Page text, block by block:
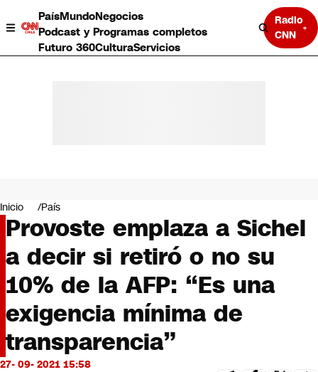
PaísMundoNegocios
Podcast y Programas completos
Futuro 360CulturaServicios
Radio
CNN
Negocios
Deportes
Programas completos
Cultura
Servicios
Bits
CNN tiempo
Futuro 360
Opinión
Inicio País
Provoste emplaza a Sichel
a decir si retiró o no su
10% de la AFP: “Es una
exigencia mínima de
transparencia”
27- 09- 2021 15:58